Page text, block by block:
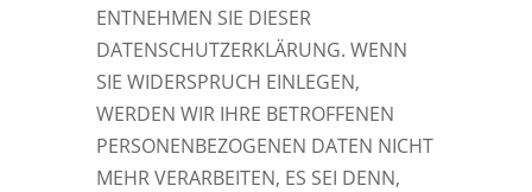
ENTNEHMEN SIE DIESER
DATENSCHUTZERKLÄRUNG. WENN
SIE WIDERSPRUCH EINLEGEN,
WERDEN WIR IHRE BETROFFENEN
PERSONENBEZOGENEN DATEN NICHT
MEHR VERARBEITEN, ES SEI DENN,